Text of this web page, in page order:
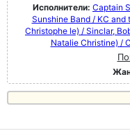
Исполнители: Captain
Sunshine Band / KC and
Christophe le) / Sinclar,
Natalie Christine) /